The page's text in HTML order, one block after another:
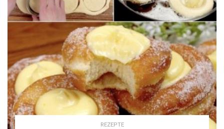
REZEPTE